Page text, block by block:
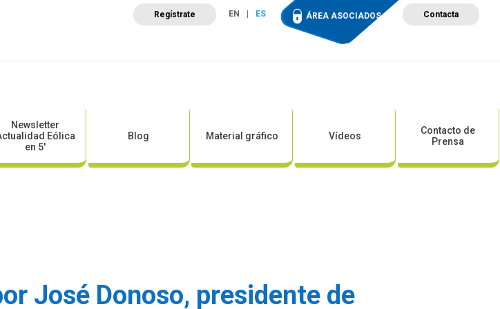
Regístrate EN ES ÁREA ASOCIADOS Contacta
Campus de Formación
Newsletter
Eólica
en 5′
Blog Material gráfico Vídeos
Contacto de
Prensa
José Donoso, presidente de